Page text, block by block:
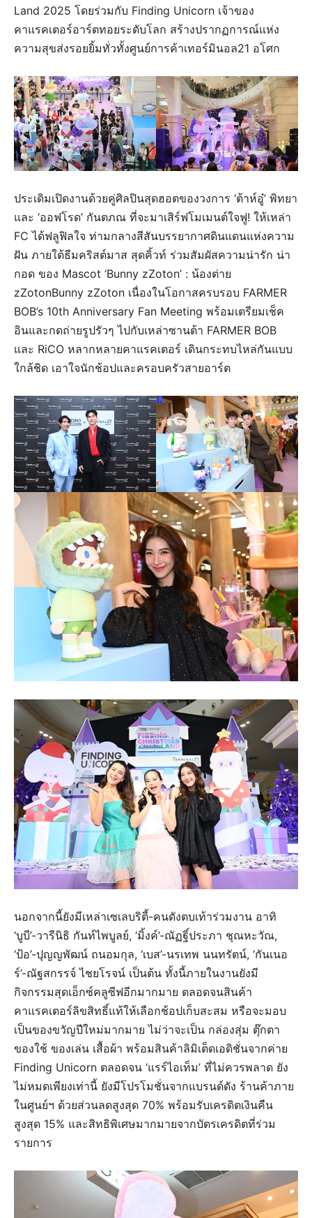
Land 2025 โดยร่วมกับ Finding Unicorn เจ้าของ
คาแรคเตอร์อาร์ตทอยระดับโลก สร้างปรากฏการณ์แห่ง
ความสุขส่งรอยยิ้มทั่วทั้งศูนย์การค้าเทอร์มินอล21 อโศก
ประเดิมเปิดงานด้วยคู่ศิลปินสุดฮอตของวงการ ‘ต้าห์อู๋’ พิทยา
และ ‘ออฟโรด’ กันตภณ ที่จะมาเสิร์ฟโมเมนต์ใจฟู! ให้เหล่า
FC ได้ฟลูฟิลใจ ท่ามกลางสีสันบรรยากาศดินแดนแห่งความ
ฝัน ภายใต้ธีมคริสต์มาส สุดคิ้วท์ ร่วมสัมผัสความน่ารัก น่า
กอด ของ Mascot ‘Bunny zZoton’ : น้องต่าย
zZotonBunny zZoton เนื่องในโอกาสครบรอบ FARMER
BOB’s 10th Anniversary Fan Meeting พร้อมเตรียมเช็ค
อินและกดถ่ายรูปรัวๆ ไปกับเหล่าซานต้า FARMER BOB
และ RiCO หลากหลายคาแรคเตอร์ เดินกระทบไหล่กันแบบ
ใกล้ชิด เอาใจนักช้อปและครอบครัวสายอาร์ต
นอกจากนี้ยังมีเหล่าเซเลบริตี้-คนดังตบเท้าร่วมงาน อาทิ
‘บูบี’-วารีนิธิ กันท์ไพบูลย์, ‘มิ้งค์’-ณัฏฐิ์ประภา ชุณหะวัณ,
‘ป้อ’-ปุญญพัฒน์ ถนอมกุล, ‘เบส’-นรเทพ นนทรัตน์, ‘กันเนอ
ร์’-ณัฐสกรรจ์ ไชยโรจน์ เป็นต้น ทั้งนี้ภายในงานยังมี
กิจกรรมสุดเอ็กซ์คลูซีฟอีกมากมาย ตลอดจนสินค้า
คาแรคเตอร์ลิขสิทธิ์แท้ให้เลือกช้อปเก็บสะสม หรือจะมอบ
เป็นของขวัญปีใหม่มากมาย ไม่ว่าจะเป็น กล่องสุ่ม ตุ๊กตา
ของใช้ ของเล่น เสื้อผ้า พร้อมสินค้าลิมิเต็ดเอดิชั่นจากค่าย
Finding Unicorn ตลอดจน ‘แรร์ไอเท็ม’ ที่ไม่ควรพลาด ยัง
ไม่หมดเพียงเท่านี้ ยังมีโปรโมชั่นจากแบรนด์ดัง ร้านค้าภาย
ในศูนย์ฯ ด้วยส่วนลดสูงสุด 70% พร้อมรับเครดิตเงินคืน
สูงสุด 15% และสิทธิพิเศษมากมายจากบัตรเครดิตที่ร่วม
รายการ